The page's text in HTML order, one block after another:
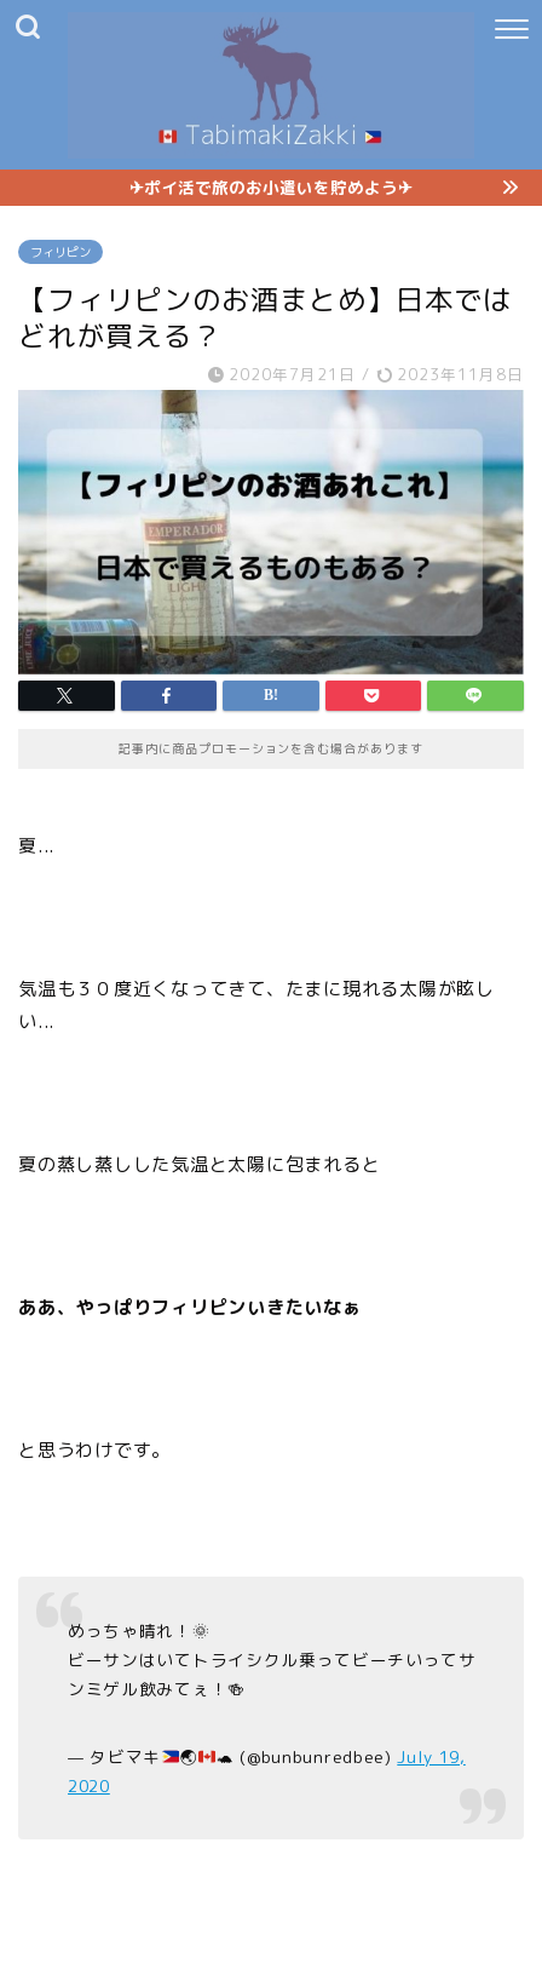
✈︎ポイ活で旅のお小遣いを貯めよう✈︎
フィリピン
【フィリピンのお酒まとめ】日本では
どれが買える？
2020年7月21日 / 2023年11月8日
記事内に商品プロモーションを含む場合があります
夏...
気温も３０度近くなってきて、たまに現れる太陽が眩し
い...
夏の蒸し蒸しした気温と太陽に包まれると
ああ、やっぱりフィリピンいきたいなぁ
と思うわけです。
めっちゃ晴れ！🌞
ビーサンはいてトライシクル乗ってビーチいってサ
ンミゲル飲みてぇ！🍻
— タビマキ 🌏 🐢 (@bunbunredbee)July 19,
2020